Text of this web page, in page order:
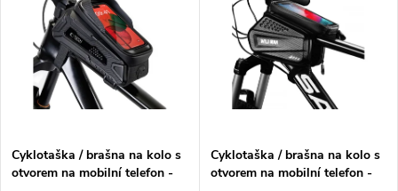
Cyklotaška / brašna na kolo s
otvorem na mobilní telefon -
Cyklotaška / brašna na kolo s
otvorem na mobilní telefon -